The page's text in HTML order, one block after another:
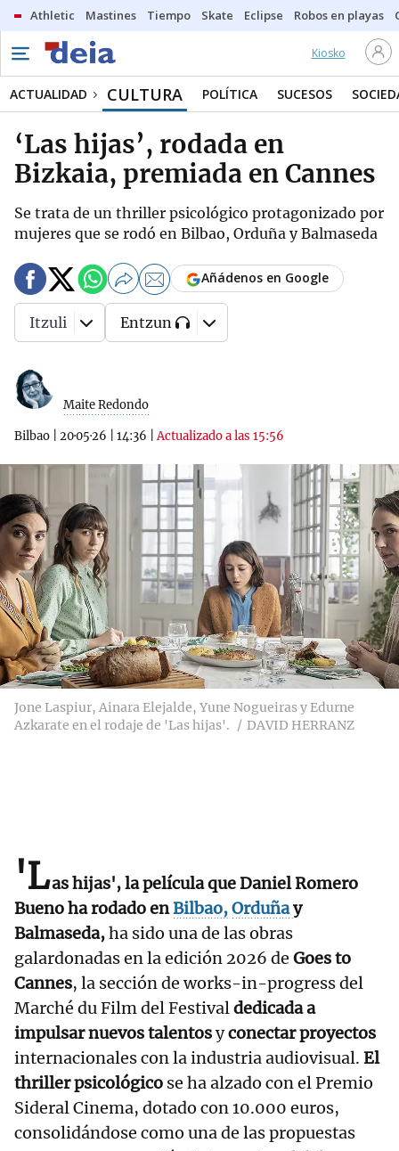
Athletic Mastines Tiempo Skate Eclipse Robos en playas
Kiosko
ACTUALIDAD CULTURA POLÍTICA SUCESOS
‘Las hijas’, rodada en
Bizkaia, premiada en Cannes
Se trata de un thriller psicológico protagonizado por
mujeres que se rodó en Bilbao, Orduña y Balmaseda
Maite Redondo
Bilbao 20·05·26 14:36 |Actualizado a las 15:56
Añádenos en Google
Itzuli Entzun
Jone Laspiur, Ainara Elejalde, Yune Nogueiras y Edurne
Azkarate en el rodaje de 'Las hijas'.
DAVID HERRANZ
'Las hijas',la película que Daniel Romero
Bueno ha rodado enBilbao,Orduñay
Balmaseda,ha sido una de las obras
galardonadas en la edición 2026 de Goes to
Cannes, la sección de works-in-progress del
Marché du Film del Festivaldedicada a
impulsar nuevos talentosyconectar proyectos
internacionales con la industria audiovisual. El
thriller psicológico se ha alzado con el Premio
Sideral Cinema, dotado con 10.000 euros,
consolidándose como una de las propuestas